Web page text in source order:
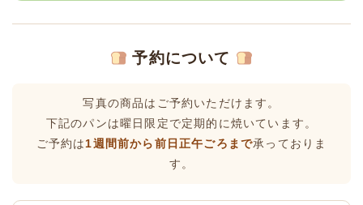
予約について
写真の商品はご予約いただけます。
下記のパンは曜日限定で定期的に焼いています。
ご予約は1週間前から前日正午ごろまで承っておりま
す。